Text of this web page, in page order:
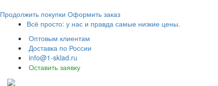
Продолжить покупки Оформить заказ
Всё просто: у нас и правда самые низкие цены.
Оптовым клиентам
Доставка по России
info@1-sklad.ru
Оставить заявку